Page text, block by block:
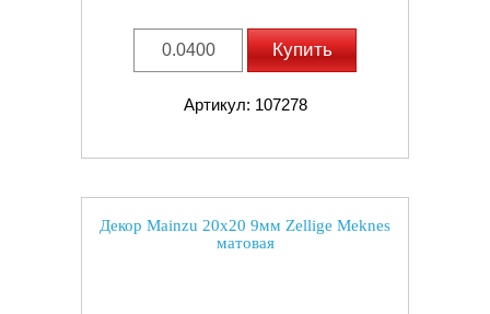
Купить
Артикул: 107278
Декор Mainzu 20x20 9мм Zellige Meknes
матовая